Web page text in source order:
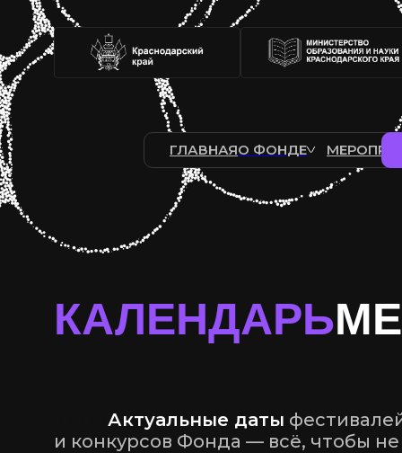
Актуальные даты
и конкурсов Фонда — всё, чтобы
КАЛЕНДАРЬ
ГЛАВНАЯО ФОНДЕ